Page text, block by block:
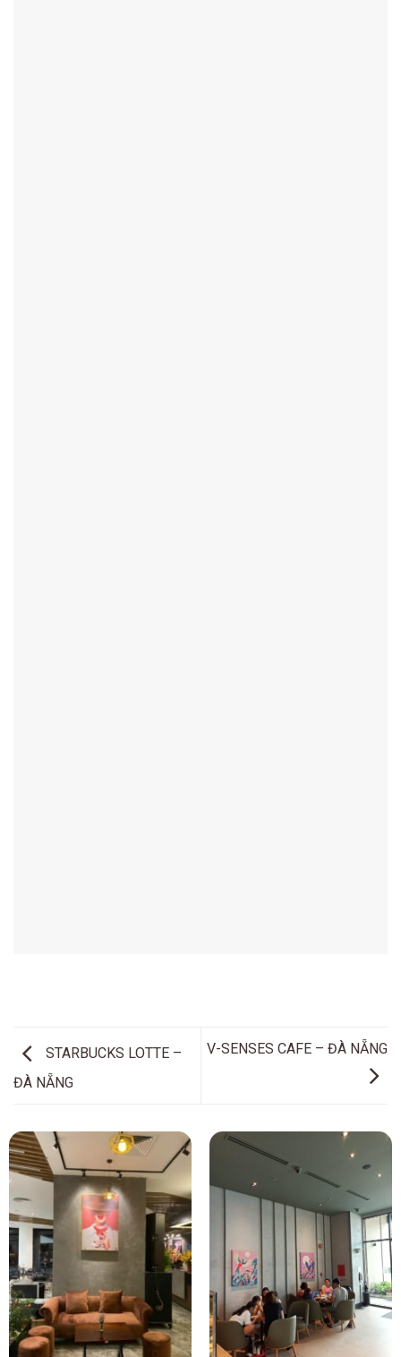
STARBUCKS LOTTE –
ĐÀ NẴNG
V-SENSES CAFE – ĐÀ NẴNG